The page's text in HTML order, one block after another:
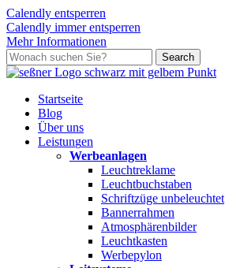
Calendly entsperren
Calendly immer entsperren
Mehr Informationen
Skip
to
content
Search
Close
search
Menu
Startseite
Blog
Über uns
Leistungen
Werbeanlagen
Leuchtreklame
Leuchtbuchstaben
Schriftzüge unbeleuchtet
Bannerrahmen
Atmosphärenbilder
Leuchtkasten
Werbepylon